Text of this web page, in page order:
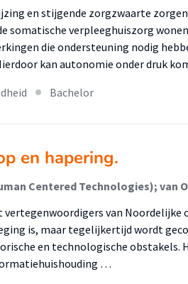
en stijgende zorgzwaarte
somatische verpleeghuiszorg
die ondersteuning nodig
kan autonomie onder druk
Bachelor
en hapering.
vertegenwoordigers van
is, maar tegelijkertijd wordt
en technologische obstakels.
…